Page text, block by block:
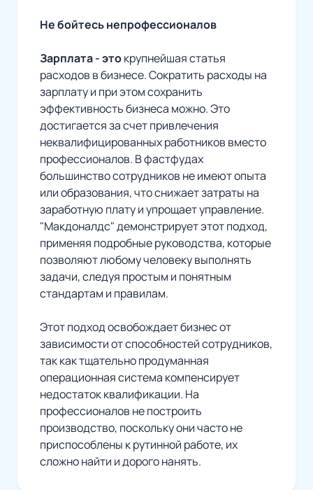
Не бойтесь непрофессионалов
Зарплата - этокрупнейшая статья
расходов в бизнесе. Сократить расходы на
зарплату и при этом сохранить
эффективность бизнеса можно. Это
достигается за счет привлечения
неквалифицированных работников вместо
профессионалов. В фастфудах
большинство сотрудников не имеют опыта
или образования, что снижает затраты на
заработную плату и упрощает управление.
"Макдоналдс" демонстрирует этот подход,
применяя подробные руководства, которые
позволяют любому человеку выполнять
задачи, следуя простым и понятным
стандартам и правилам.
Этот подход освобождает бизнес от
зависимости от способностей сотрудников,
так как тщательно продуманная
операционная система компенсирует
недостаток квалификации. На
профессионалов не построить
производство, поскольку они часто не
приспособлены к рутинной работе, их
сложно найти и дорого нанять.